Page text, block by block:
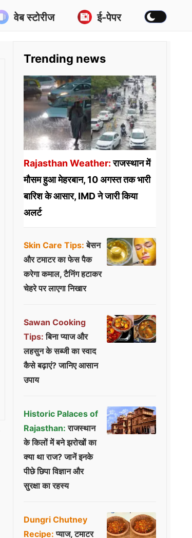
वेब स्टोरीज ई-पेपर
Trending news
Rajasthan Weather:राजस्थान में
मौसम हुआ मेहरबान, 10 अगस्त तक भारी
बारिश के आसार, IMD ने जारी किया
अलर्ट
Skin Care Tips: बेसन
और टमाटर का फेस पैक
करेगा कमाल, टैनिंग हटाकर
चेहरे पर लाएगा निखार
Sawan Cooking
Tips: बिना प्याज और
लहसुन के सब्जी का स्वाद
कैसे बढ़ाएं? जानिए आसान
उपाय
Historic Palaces of
Rajasthan: राजस्थान
के किलों में बने झरोखों का
क्या था राज? जानें इनके
पीछे छिपा विज्ञान और
सुरक्षा का रहस्य
Dungri Chutney
Recipe: प्याज, टमाटर